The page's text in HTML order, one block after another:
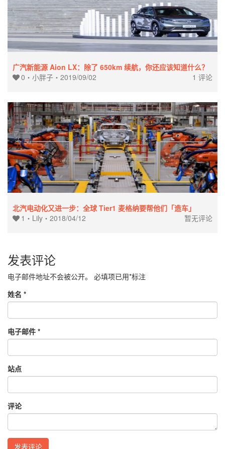
广汽新能源 Aion LX：除了 650km 续航，你还应该知道什么？
0 ・ 小胖子 ・ 2019/09/02 1 评论
北汽电动化又进一步：全球 Tier1 麦格纳要帮他们「造车」
1 ・ Lily ・ 2018/04/12 暂无评论
发表评论
电子邮件地址不会被公开。 必填项已用*标注
姓名 *
电子邮件 *
站点
评论